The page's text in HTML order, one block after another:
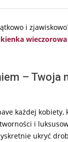
i
wieczorowa
– Twoja
każdej kobiety,
i
ukryć